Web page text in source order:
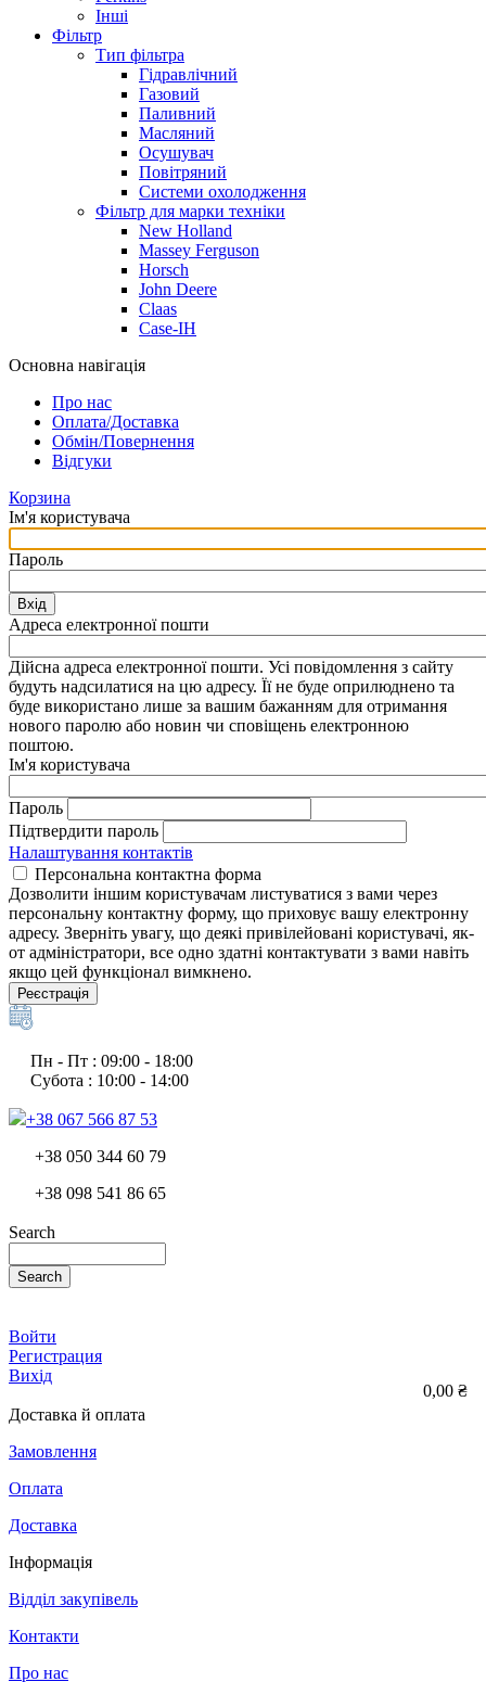
Інші
Фільтр
Тип фільтра
Гідравлічний
Газовий
Паливний
Масляний
Осушувач
Повітряний
Системи охолодження
Фільтр для марки техніки
New Holland
Massey Ferguson
Horsch
John Deere
Claas
Case-IH
Основна навігація
Про нас
Оплата/Доставка
Обмін/Повернення
Відгуки
Корзина
Ім'я користувача
Пароль
Вхід
Адреса електронної пошти
Дійсна адреса електронної пошти. Усі повідомлення з сайту
будуть надсилатися на цю адресу. Її не буде оприлюднено та
буде використано лише за вашим бажанням для отримання
нового паролю або новин чи сповіщень електронною
поштою.
Ім'я користувача
Пароль
Підтвердити пароль
Налаштування контактів
Персональна контактна форма
Дозволити іншим користувачам листуватися з вами через
персональну контактну форму, що приховує вашу електронну
адресу. Зверніть увагу, що деякі привілейовані користувачі, як-
от адміністратори, все одно здатні контактувати з вами навіть
якщо цей функціонал вимкнено.
Реєстрація
Пн - Пт : 09:00 - 18:00
Субота : 10:00 - 14:00
+38 067 566 87 53
+38 050 344 60 79
+38 098 541 86 65
Search
Search
0,00 ₴
Войти
Регистрация
Вихід
Доставка й оплата
Замовлення
Оплата
Доставка
Інформація
Відділ закупівель
Контакти
Про нас